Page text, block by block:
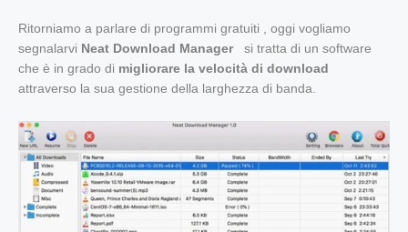
Ritorniamo a parlare di programmi gratuiti , oggi vogliamo
segnalarvi Neat Download Manager
si tratta di un software
che è in grado di migliorare la velocità di download
attraverso la sua gestione della larghezza di banda.